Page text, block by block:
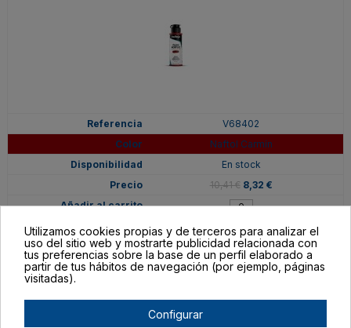
V68402
Naftol Carmín
En stock
10,41 € 8,32 €
Utilizamos cookies propias y de terceros para analizar el
uso del sitio web y mostrarte publicidad relacionada con
tus preferencias sobre la base de un perfil elaborado a
partir de tus hábitos de navegación (por ejemplo, páginas
visitadas).
Configurar